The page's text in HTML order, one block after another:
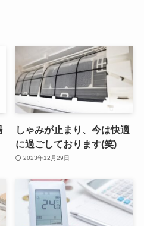
しゃみが止まり、今は快適
に過ごしております(笑)
2023年12月29日